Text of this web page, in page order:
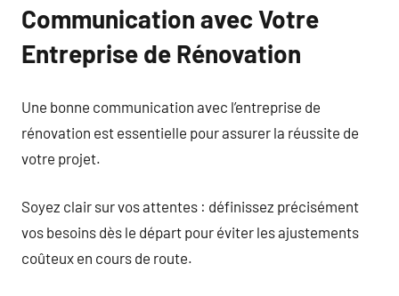
Communication avec Votre
Entreprise de Rénovation
Une bonne communication avec l’entreprise de
rénovation est essentielle pour assurer la réussite de
votre projet.
Soyez clair sur vos attentes : définissez précisément
vos besoins dès le départ pour éviter les ajustements
coûteux en cours de route.